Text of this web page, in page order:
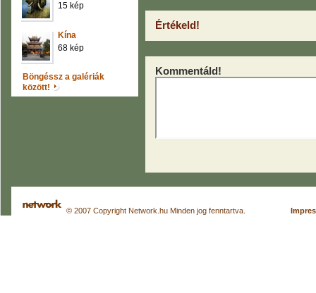
15 kép
Kína
68 kép
Böngéssz a galériák
között!
Értékeld!
Kommentáld!
© 2007 Copyright Network.hu Minden jog fenntartva.